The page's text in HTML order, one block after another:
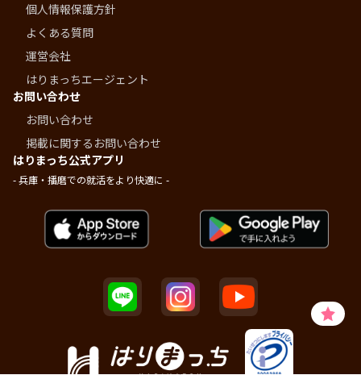
個人情報保護方針
よくある質問
運営会社
はりまっちエージェント
お問い合わせ
お問い合わせ
掲載に関するお問い合わせ
はりまっち公式アプリ
- 兵庫・播磨での就活をより快適に -